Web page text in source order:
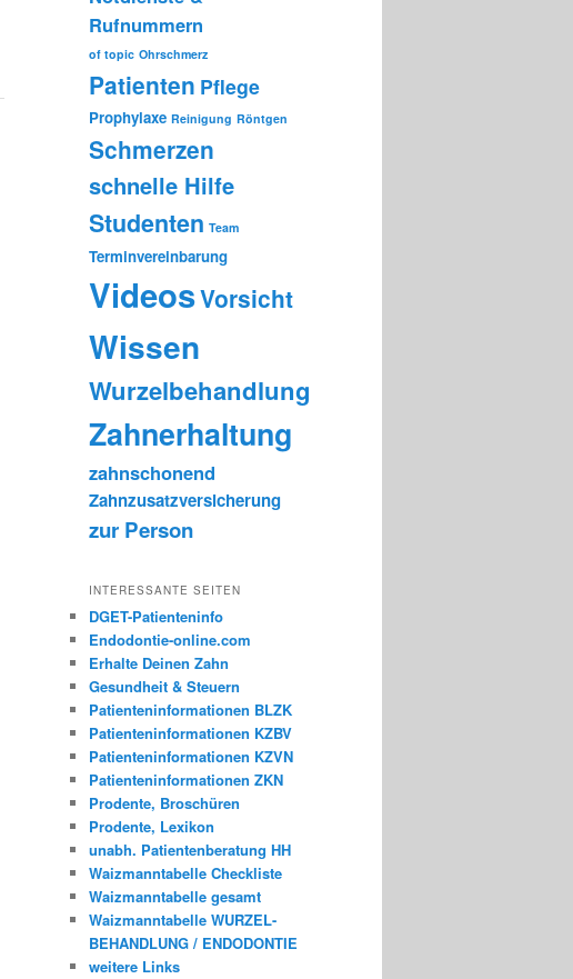
Rufnummern
of topic Ohrschmerz
Patienten Pflege
Prophylaxe Reinigung Röntgen
Schmerzen
schnelle Hilfe
Studenten Team
Terminvereinbarung
VideosVorsicht
Wissen
Wurzelbehandlung
Zahnerhaltung
zahnschonend
Zahnzusatzversicherung
zur Person
INTERESSANTE SEITEN
DGET-Patienteninfo
Endodontie-online.com
Erhalte Deinen Zahn
Gesundheit & Steuern
Patienteninformationen BLZK
Patienteninformationen KZBV
Patienteninformationen KZVN
Patienteninformationen ZKN
Prodente, Broschüren
Prodente, Lexikon
unabh. Patientenberatung HH
Waizmanntabelle Checkliste
Waizmanntabelle gesamt
Waizmanntabelle WURZEL-
BEHANDLUNG / ENDODONTIE
weitere Links